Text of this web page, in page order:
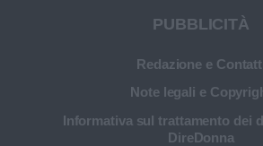
PUBBLICITÀ
Redazione e
Note legali e
Informativa sul trattamento dei
DireDonna